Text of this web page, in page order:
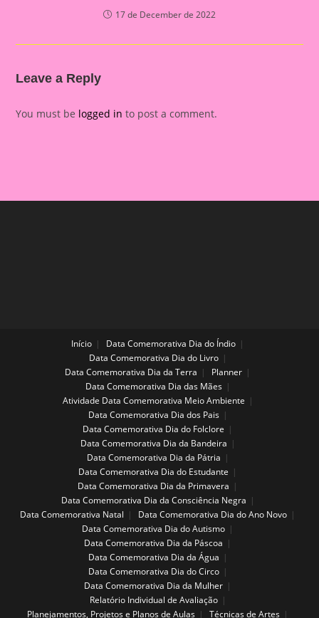
17 de December de 2022
Leave a Reply
You must be logged in to post a comment.
Início
Data Comemorativa Dia do Índio
Data Comemorativa Dia do Livro
Data Comemorativa Dia da Terra
Planner
Data Comemorativa Dia das Mães
Atividade Data Comemorativa Meio Ambiente
Data Comemorativa Dia dos Pais
Data Comemorativa Dia do Folclore
Data Comemorativa Dia da Bandeira
Data Comemorativa Dia da Pátria
Data Comemorativa Dia do Estudante
Data Comemorativa Dia da Primavera
Data Comemorativa Dia da Consciência Negra
Data Comemorativa Natal
Data Comemorativa Dia do Ano Novo
Data Comemorativa Dia do Autismo
Data Comemorativa Dia da Páscoa
Data Comemorativa Dia da Água
Data Comemorativa Dia do Circo
Data Comemorativa Dia da Mulher
Relatório Individual de Avaliação
Planejamentos, Projetos e Planos de Aulas
Técnicas de Artes